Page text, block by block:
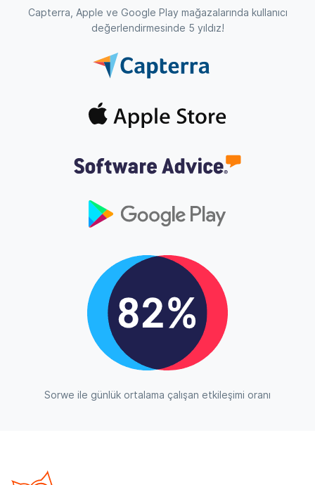
Capterra, Apple ve Google Play mağazalarında kullanıcı
değerlendirmesinde 5 yıldız!
Sorwe ile günlük ortalama çalışan etkileşimi oranı